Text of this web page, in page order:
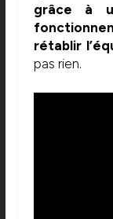
grâce à
rétablir
pas rien.